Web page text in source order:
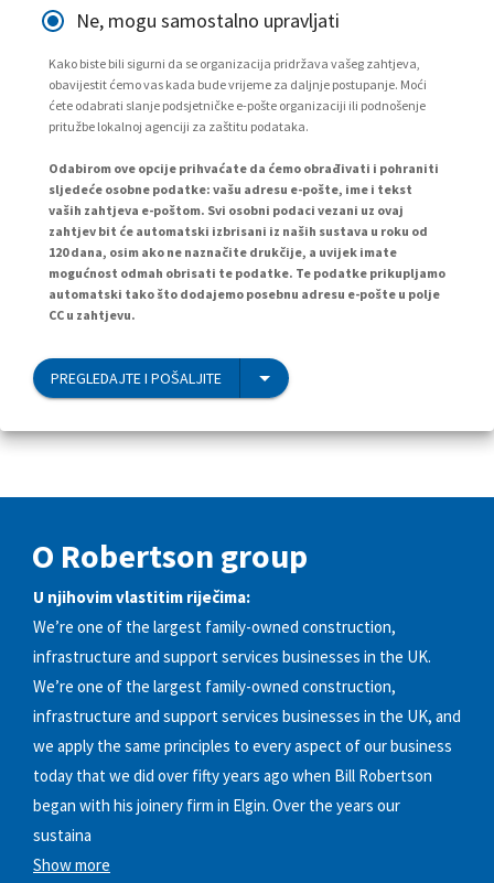
Ne, mogu samostalno upravljati
Kako biste bili sigurni da se organizacija pridržava vašeg zahtjeva,
obavijestit ćemo vas kada bude vrijeme za daljnje postupanje. Moći
ćete odabrati slanje podsjetničke e-pošte organizaciji ili podnošenje
pritužbe lokalnoj agenciji za zaštitu podataka.
Odabirom ove opcije prihvaćate da ćemo obrađivati i pohraniti
sljedeće osobne podatke: vašu adresu e-pošte, ime i tekst
vaših zahtjeva e-poštom. Svi osobni podaci vezani uz ovaj
zahtjev bit će automatski izbrisani iz naših sustava u roku od
120 dana, osim ako ne naznačite drukčije, a uvijek imate
mogućnost odmah obrisati te podatke. Te podatke prikupljamo
automatski tako što dodajemo posebnu adresu e-pošte u polje
CC u zahtjevu.
PREGLEDAJTE I POŠALJITE
O Robertson group
U njihovim vlastitim riječima:
We’re one of the largest family-owned construction,
infrastructure and support services businesses in the UK.
We’re one of the largest family-owned construction,
infrastructure and support services businesses in the UK, and
we apply the same principles to every aspect of our business
today that we did over fifty years ago when Bill Robertson
began with his joinery firm in Elgin. Over the years our
sustaina
Show more